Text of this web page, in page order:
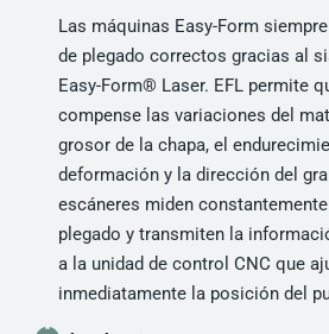
Las máquinas Easy-Form
de plegado correctos gracias al
Easy-Form® Laser. EFL permite
compense las variaciones del
grosor de la chapa, el
deformación y la dirección del
escáneres miden
plegado y transmiten la
a la unidad de control CNC que
inmediatamente la posición del